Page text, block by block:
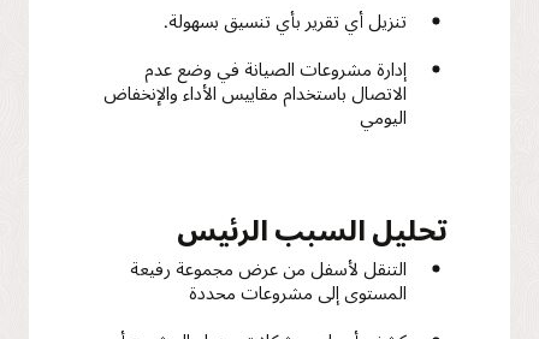
تنزيل أي تقرير بأي تنسيق بسهولة.
إدارة مشروعات الصيانة في وضع عدم
الاتصال باستخدام مقاييس الأداء والإنخفاض
اليومي
تحليل السبب الرئيس
التنقل لأسفل من عرض مجموعة رفيعة
المستوى إلى مشروعات محددة